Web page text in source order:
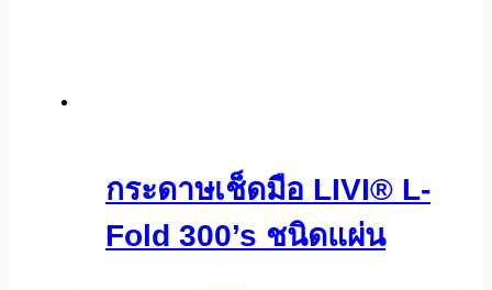
กระดาษเช็ดมือ LIVI® L-
Fold 300’s ชนิดแผ่น